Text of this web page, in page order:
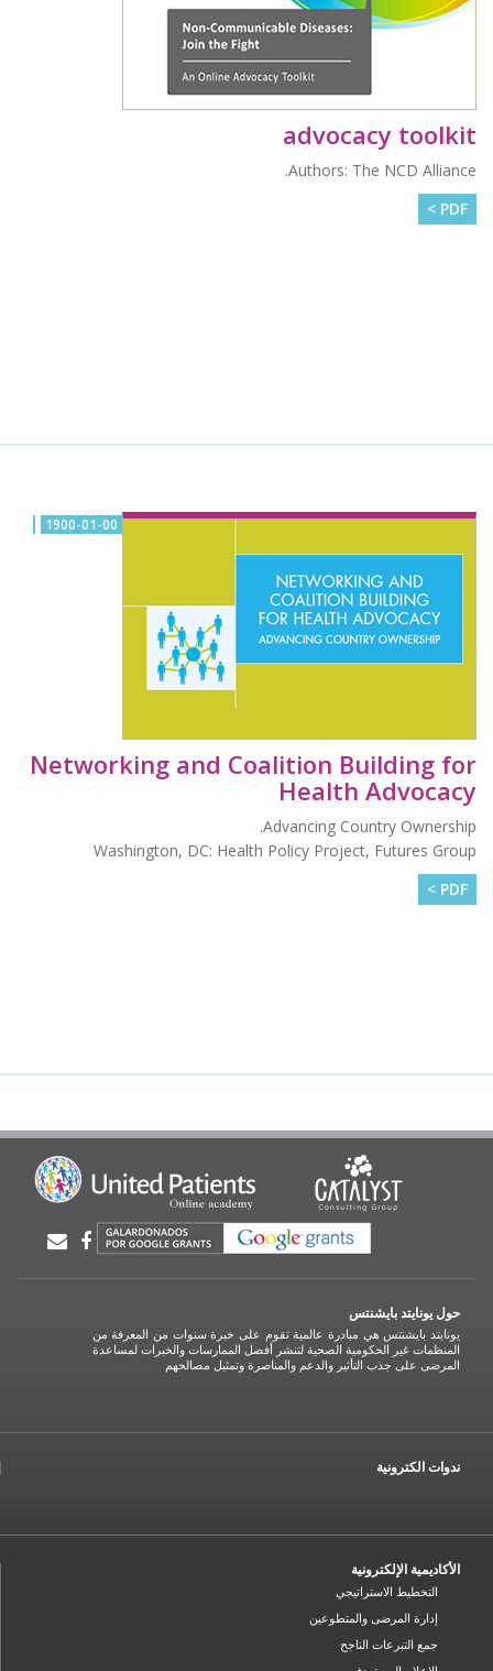
advocacy toolkit
Authors: The NCD Alliance.
PDF >
1900-01-00
Networking and Coalition Building for
Health Advocacy
Advancing Country Ownership.
Washington, DC: Health Policy Project, Futures Group
PDF >
حول يونايتد بايشنتس
يونايتد بايشنتس هي مبادرة عالمية تقوم على خبرة سنوات من المعرفة من
المنظمات غير الحكومية الصحية لتنشر أفضل الممارسات والخبرات لمساعدة
المرضى على جذب التأثير والدعم والمناصرة وتمثيل مصالحهم
ندوات الكترونية
الأكاديمية الإلكترونية
التخطيط الاستراتيجي
إدارة المرضى والمتطوعين
جمع التبرعات الناجح